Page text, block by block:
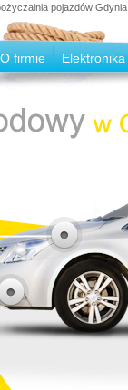
pojazdów
O firmie Elektronika